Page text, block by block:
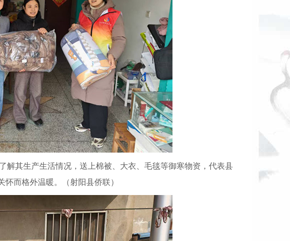
其生产生活情况，送上棉被、大衣、毛毯等御寒物资，代表县
而格外温暖。（射阳县侨联）